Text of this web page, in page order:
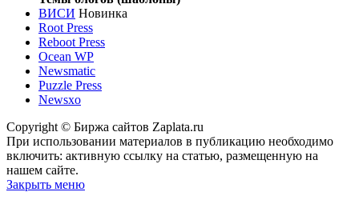
ВИСИ Новинка
Root Press
Reboot Press
Ocean WP
Newsmatic
Puzzle Press
Newsxo
Copyright © Биржа сайтов Zaplata.ru
При использовании материалов в публикацию необходимо
включить: активную ссылку на статью, размещенную на
нашем сайте.
Закрыть меню